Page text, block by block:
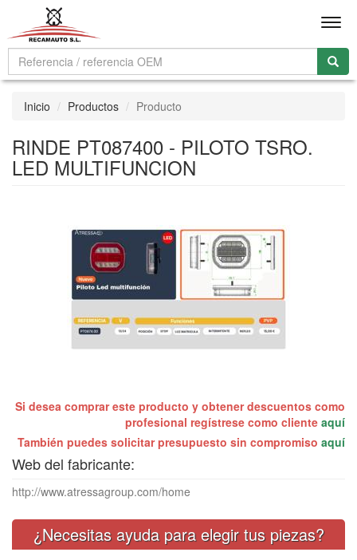
Inicio Productos Producto
RINDE PT087400 - PILOTO TSRO.
LED MULTIFUNCION
Si desea comprar este producto y obtener descuentos como
profesional regístrese como cliente aquí
También puedes solicitar presupuesto sin compromiso aquí
Web del fabricante:
http://www.atressagroup.com/home
¿Necesitas ayuda para elegir tus piezas?